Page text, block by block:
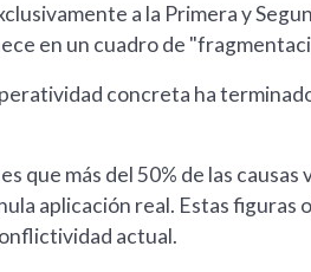
a la Primera y
en un cuadro de
concreta ha
que más del 50% de las
aplicación real. Estas figuras
actual.